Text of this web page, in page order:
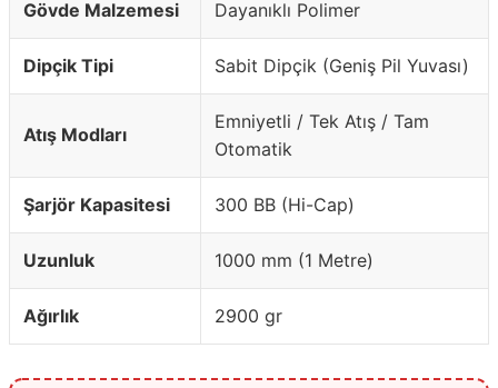
Gövde Malzemesi Dayanıklı Polimer
Dipçik Tipi Sabit Dipçik (Geniş Pil Yuvası)
Atış Modları
Emniyetli / Tek Atış / Tam
Otomatik
Şarjör Kapasitesi 300 BB (Hi-Cap)
Uzunluk 1000 mm (1 Metre)
Ağırlık 2900 gr